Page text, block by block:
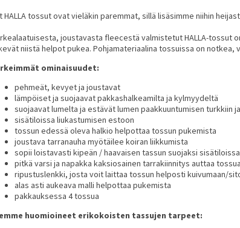
HALLA tossut ovat vieläkin paremmat, sillä lisäsimme niihin
joustavasta fleecestä valmistetut HALLA-tossut
niistä helpot pukea. Pohjamateriaalina tossuissa on
ominaisuudet:
pehmeät, kevyet ja joustavat
lämpöiset ja suojaavat pakkashalkeamilta ja kylmyydeltä
suojaavat lumelta ja estävät lumen paakkuuntumisen turkkiin
sisätiloissa liukastumisen estoon
tossun edessä oleva halkio helpottaa tossun pukemista
joustava tarranauha myötäilee koiran liikkumista
sopii loistavasti kipeän / haavaisen tassun suojaksi sisätiloissa
pitkä varsi ja napakka kaksiosainen tarrakiinnitys auttaa
ripustuslenkki, josta voit laittaa tossun helposti kuivumaan/
alas asti aukeava malli helpottaa pukemista
pakkauksessa 4 tossua
huomioineet erikokoisten tassujen tarpeet: